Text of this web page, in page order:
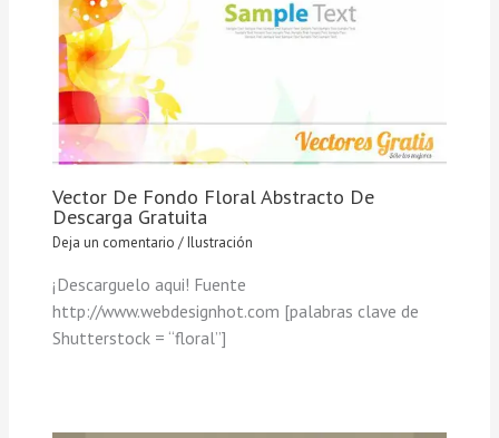
Vector De Fondo Floral Abstracto De
Descarga Gratuita
Deja un comentario /Ilustración
¡Descarguelo aqui! Fuente
http://www.webdesignhot.com [palabras clave de
Shutterstock = “floral”]